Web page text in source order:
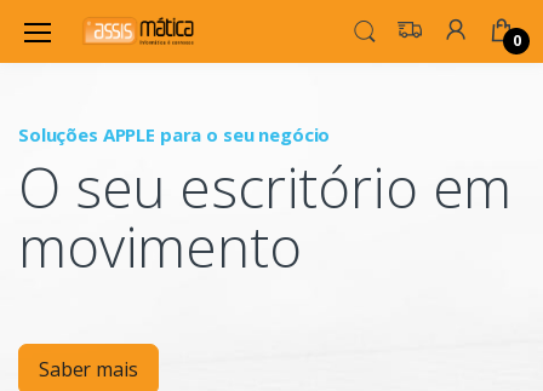
0
Soluções APPLE para o seu negócio
O seu escritório em
movimento
Saber mais